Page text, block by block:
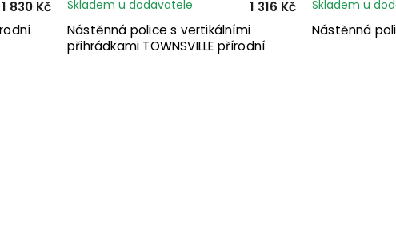
1 830 Kč
Nástěnná police s vertikálními
přihrádkami TOWNSVILLE přírodní
Skladem u dodavatele 1 316 Kč
Nástěnná
Skladem u